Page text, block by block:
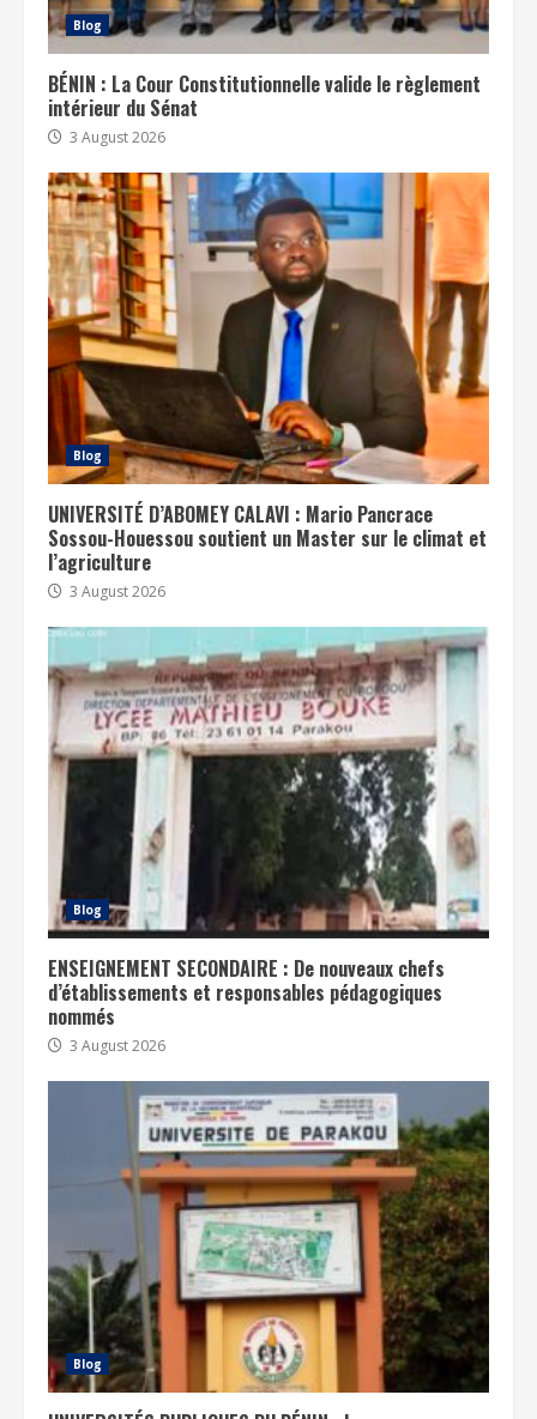
Blog
BÉNIN : La Cour Constitutionnelle valide le règlement
intérieur du Sénat
3 August 2026
Blog
UNIVERSITÉ D’ABOMEY CALAVI : Mario Pancrace
Sossou-Houessou soutient un Master sur le climat et
l’agriculture
3 August 2026
Blog
ENSEIGNEMENT SECONDAIRE : De nouveaux chefs
d’établissements et responsables pédagogiques
nommés
3 August 2026
Blog